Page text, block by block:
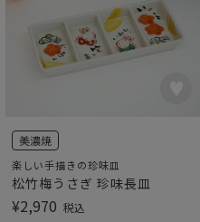
美濃焼
楽しい手描きの珍味皿
松竹梅うさぎ 珍味長皿
¥2,970 税込